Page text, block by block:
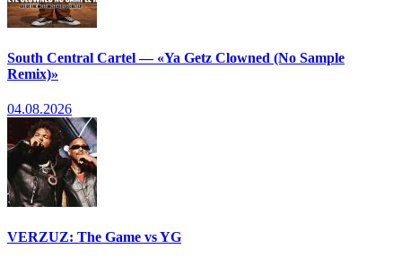
South Central Cartel — «Ya Getz Clowned (No Sample
Remix)»
04.08.2026
VERZUZ: The Game vs YG